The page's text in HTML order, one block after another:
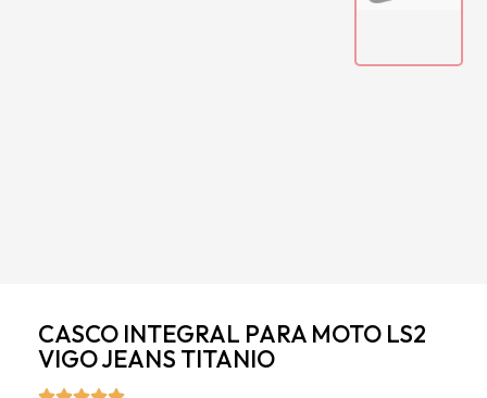
CASCO INTEGRAL PARA MOTO LS2
VIGO JEANS TITANIO